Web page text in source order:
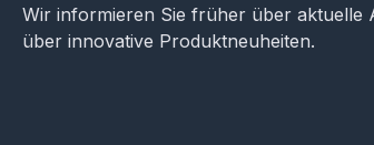
Wir informieren Sie früher über aktuelle
über innovative Produktneuheiten.